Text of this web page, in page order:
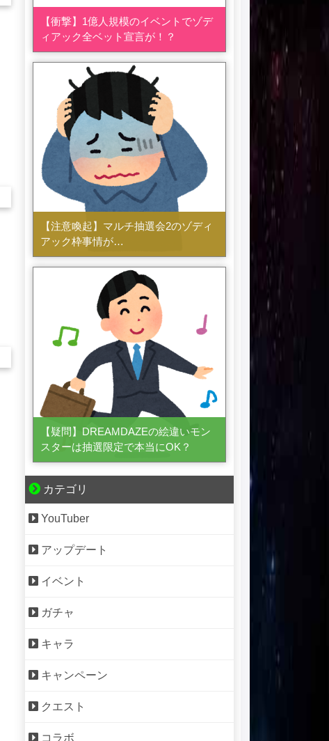
【衝撃】1億人規模のイベントでゾデ
ィアック全ベット宣言が！？
【注意喚起】マルチ抽選会2のゾディ
アック枠事情が…
【疑問】DREAMDAZEの絵違いモン
スターは抽選限定で本当にOK？
カテゴリ
YouTuber
アップデート
イベント
ガチャ
キャラ
キャンペーン
クエスト
コラボ